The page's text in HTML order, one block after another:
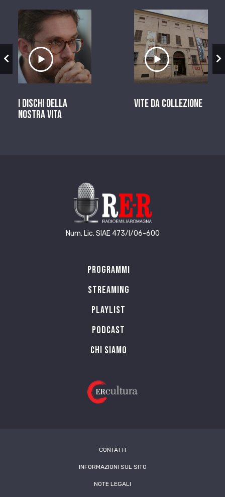
Ascolta il servizio
I dischi della
nostra vita
Ascolta il
Vite da Collezione
Num. Lic. SIAE 473/I/06-600
Programmi
Streaming
Playlist
PODCAST
Chi siamo
CONTATTI
INFORMAZIONI SUL SITO
NOTE LEGALI